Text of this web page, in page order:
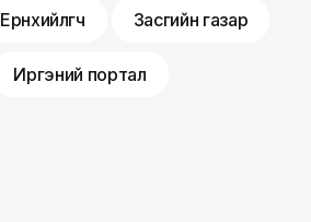
Ерөнхийлөгч Засгийн газар
Иргэний портал